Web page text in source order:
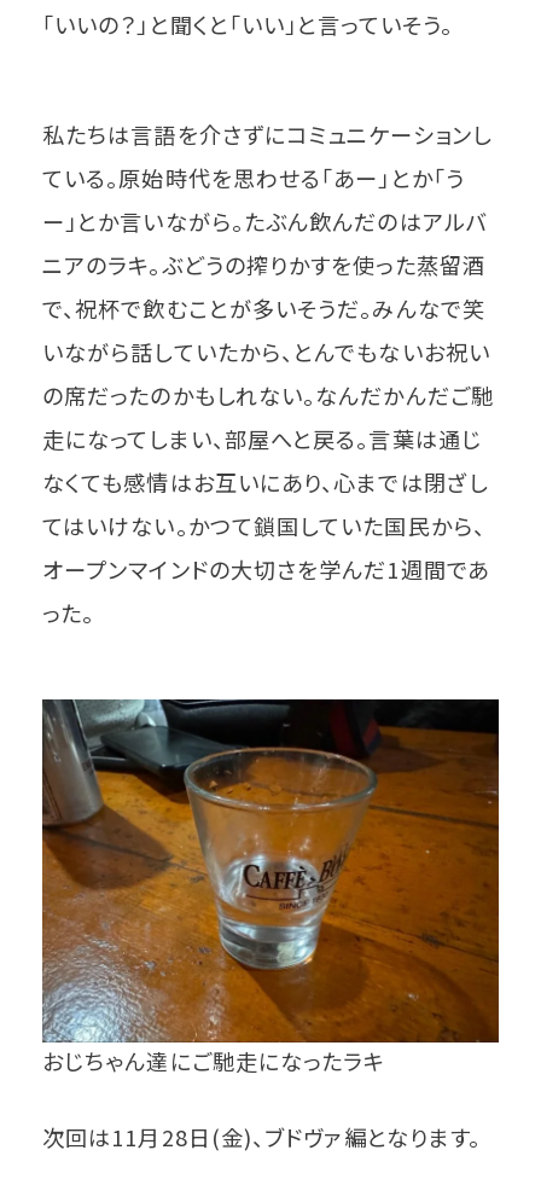
「いいの？」と聞くと「いい」と言っていそう。
私たちは言語を介さずにコミュニケーションし
ている。原始時代を思わせる「あー」とか「う
ー」とか言いながら。たぶん飲んだのはアルバ
ニアのラキ。ぶどうの搾りかすを使った蒸留酒
で、祝杯で飲むことが多いそうだ。みんなで笑
いながら話していたから、とんでもないお祝い
の席だったのかもしれない。なんだかんだご馳
走になってしまい、部屋へと戻る。言葉は通じ
なくても感情はお互いにあり、心までは閉ざし
てはいけない。かつて鎖国していた国民から、
オープンマインドの大切さを学んだ1週間であ
った。
おじちゃん達にご馳走になったラキ
次回は11月28日(金)、ブドヴァ編となります。